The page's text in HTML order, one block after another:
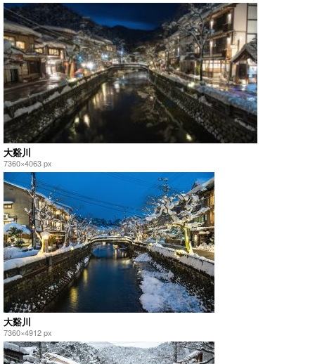
大谿川
7360×4063 px
大谿川
7360×4912 px